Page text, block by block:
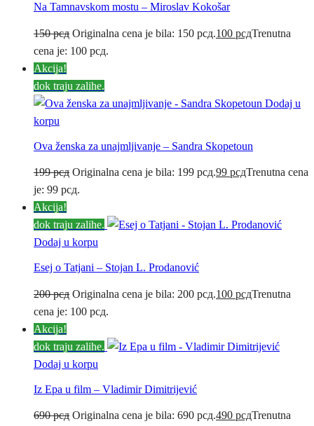
Na Tamnavskom mostu – Miroslav Kokošar
150рсд Originalna cena je bila: 150 рсд.100 рсдTrenutna
cena je: 100 рсд.
Akcija!
dok traju zalihe.
Dodaj u
korpu
Ova ženska za unajmljivanje – Sandra Skopetoun
199рсд Originalna cena je bila: 199 рсд.99 рсдTrenutna cena
je: 99 рсд.
Akcija!
dok traju zalihe.
Dodaj u korpu
Esej o Tatjani – Stojan L. Prodanović
200рсд Originalna cena je bila: 200 рсд.100 рсдTrenutna
cena je: 100 рсд.
Akcija!
dok traju zalihe.
Dodaj u korpu
Iz Epa u film – Vladimir Dimitrijević
690рсд Originalna cena je bila: 690 рсд.490 рсдTrenutna